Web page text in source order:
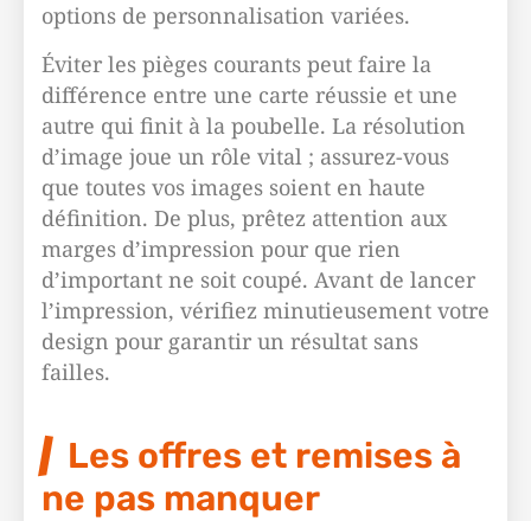
options de personnalisation variées.
Éviter les pièges courants peut faire la
différence entre une carte réussie et une
autre qui finit à la poubelle. La résolution
d’image joue un rôle vital ; assurez-vous
que toutes vos images soient en haute
définition. De plus, prêtez attention aux
marges d’impression pour que rien
d’important ne soit coupé. Avant de lancer
l’impression, vérifiez minutieusement votre
design pour garantir un résultat sans
failles.
Les offres et remises à
ne pas manquer